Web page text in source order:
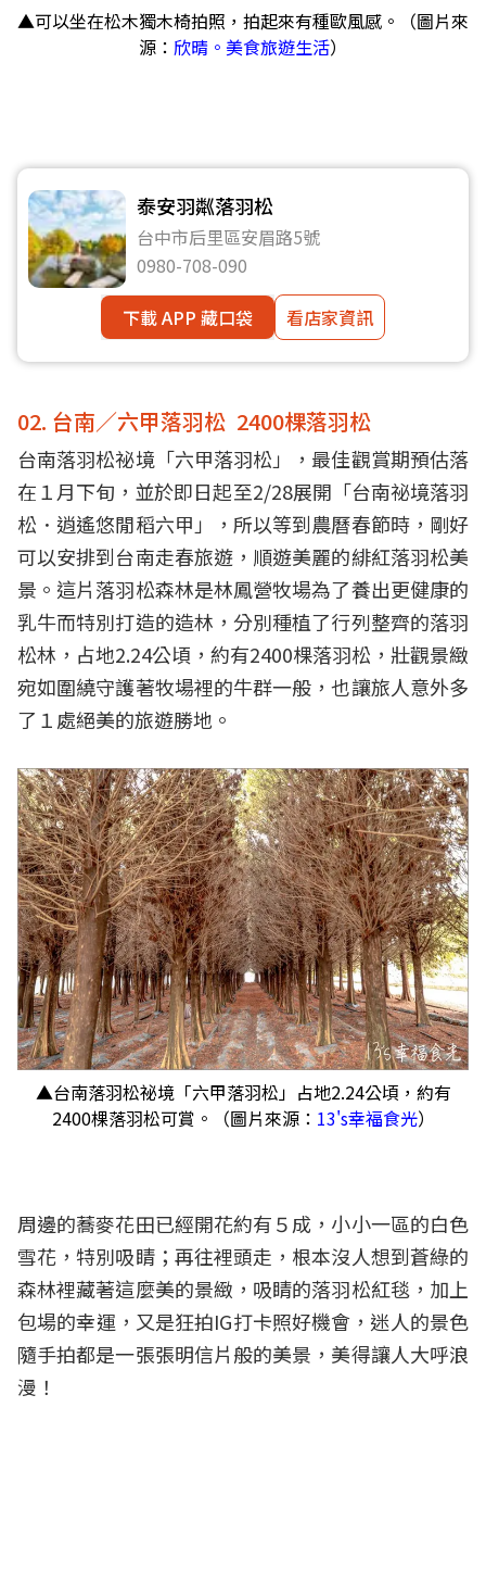
▲可以坐在松木獨木椅拍照，拍起來有種歐風感。（圖片來
源： 欣晴。美食旅遊生活）
泰安羽粼落羽松
台中市后里區安眉路5號
0980-708-090
下載 APP 藏口袋
看店家資訊
02. 台南／六甲落羽松 2400棵落羽松
台南落羽松祕境「六甲落羽松」，最佳觀賞期預估落
在１月下旬，並於即日起至2/28展開「台南祕境落羽
松．逍遙悠閒稻六甲」，所以等到農曆春節時，剛好
可以安排到台南走春旅遊，順遊美麗的緋紅落羽松美
景。這片落羽松森林是林鳳營牧場為了養出更健康的
乳牛而特別打造的造林，分別種植了行列整齊的落羽
松林，占地2.24公頃，約有2400棵落羽松，壯觀景緻
宛如圍繞守護著牧場裡的牛群一般，也讓旅人意外多
了１處絕美的旅遊勝地。
▲台南落羽松祕境「六甲落羽松」占地2.24公頃，約有
2400棵落羽松可賞。（圖片來源： 13's幸福食光）
周邊的蕎麥花田已經開花約有５成，小小一區的白色
雪花，特別吸睛；再往裡頭走，根本沒人想到蒼綠的
森林裡藏著這麼美的景緻，吸睛的落羽松紅毯，加上
包場的幸運，又是狂拍IG打卡照好機會，迷人的景色
隨手拍都是一張張明信片般的美景，美得讓人大呼浪
漫！